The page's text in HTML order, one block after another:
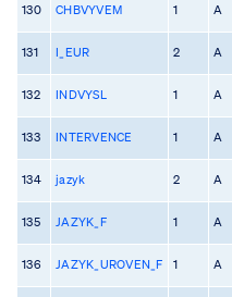
130 CHBVYVEM 1 A
131 I_EUR 2 A
132 INDVYSL 1 A
133 INTERVENCE 1 A
134 jazyk 2 A
135 JAZYK_F 1 A
136 JAZYK_UROVEN_F 1 A